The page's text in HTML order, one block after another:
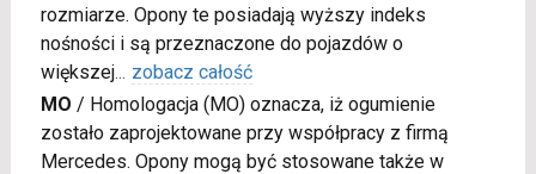
rozmiarze. Opony te posiadają wyższy indeks
nośności i są przeznaczone do pojazdów o
większej... zobacz całość
MO / Homologacja (MO) oznacza, iż ogumienie
zostało zaprojektowane przy współpracy z firmą
Mercedes. Opony mogą być stosowane także w